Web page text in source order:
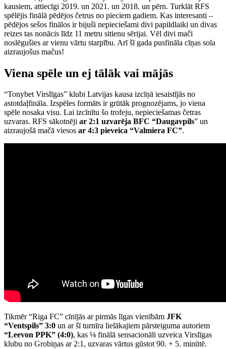
kausiem, attiecīgi 2019. un 2021. un 2018. un pērn. Turklāt RFS
spēlējis finālā pēdējos četrus no pieciem gadiem. Kas interesanti –
pēdējos sešos finālos ir bijuši nepieciešami divi papildlaiki un divas
reizes tas nonācis līdz 11 metru sitienu sērijai. Vēl divi mači
noslēgušies ar vienu vārtu starpību. Arī šī gada pusfināla cīņas sola
aizraujošus mačus!
Viena spēle un ej tālāk vai mājās
“Tonybet Virslīgas” klubi Latvijas kausa izcīņā iesaistījās no
astotdaļfināla. Izspēles formāts ir grūtāk prognozējams, jo viena
spēle nosaka visu. Lai izcīnītu šo trofeju, nepieciešamas četras
uzvaras. RFS sākotnēji ar 2:1 uzvarēja BFC “Daugavpils” un
aizraujošā mačā viesos ar 4:3 pieveica “Valmiera FC”.
Tikmēr “Riga FC” cīnījās ar pirmās līgas vienībām JFK
“Ventspils” 3:0 un ar šī turnīra lielākajiem pārsteiguma autoriem
“Leevon PPK” (4:0), kas ⅛ finālā sensacionāli uzveica Virslīgas
klubu no Grobiņas ar 2:1, uzvaras vārtus gūstot 90. + 5. minūtē.